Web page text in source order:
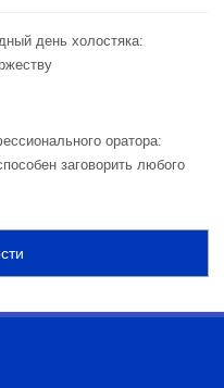
день холостяка:
оратора:
заговорить любого